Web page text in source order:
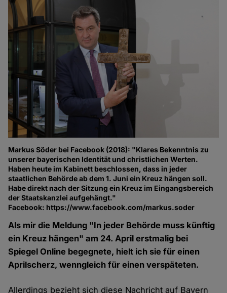
Markus Söder bei Facebook (2018): "Klares Bekenntnis zu
unserer bayerischen Identität und christlichen Werten.
Haben heute im Kabinett beschlossen, dass in jeder
staatlichen Behörde ab dem 1. Juni ein Kreuz hängen soll.
Habe direkt nach der Sitzung ein Kreuz im Eingangsbereich
der Staatskanzlei aufgehängt."
Facebook: https://www.facebook.com/markus.soder
Als mir die Meldung "In jeder Behörde muss künftig
ein Kreuz hängen" am 24. April erstmalig bei
Spiegel Online begegnete, hielt ich sie für einen
Aprilscherz, wenngleich für einen verspäteten.
Allerdings bezieht sich diese Nachricht auf Bayern